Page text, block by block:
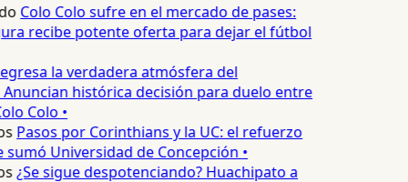
Colo Colo sufre en el mercado de pases:
recibe potente oferta para dejar el fútbol
la verdadera atmósfera del
histórica decisión para duelo entre
Colo •
Pasos por Corinthians y la UC: el refuerzo
Universidad de Concepción •
¿Se sigue despotenciando? Huachipato a